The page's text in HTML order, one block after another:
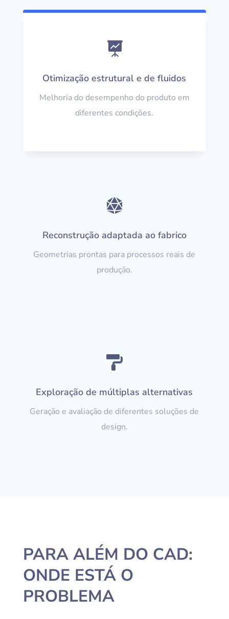

Otimização estrutural e de fluidos
Melhoria do desempenho do produto em
diferentes condições.

Reconstrução adaptada ao fabrico
Geometrias prontas para processos reais de
produção.

Exploração de múltiplas alternativas
Geração e avaliação de diferentes soluções de
design.
PARA ALÉM DO CAD:
ONDE ESTÁ O
PROBLEMA